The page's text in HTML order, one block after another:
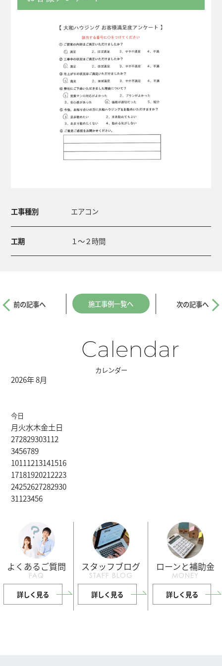
工事種別 エアコン
工期 １～２時間
前の記事へ 施工事例一覧へ 次の記事へ
Calendar
カレンダー
2026年 8月
今日
月火水木金土日
272829303112
3456789
10111213141516
17181920212223
24252627282930
31123456
よくあるご質問
FAQ
詳しく見る
スタッフブログ
STAFF BLOG
詳しく見る
ローンと補助金
MONEY
詳しく見る